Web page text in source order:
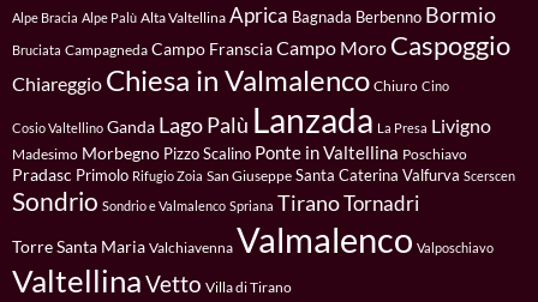
Alpe Bracia Alpe Palù Alta Valtellina Aprica Bagnada Berbenno Bormio
Bruciata Campagneda Campo FransciaCampo Moro Caspoggio
Chiareggio Chiesa in Valmalenco Chiuro Cino
Cosio Valtellino Ganda Lago Palù Lanzada La Presa Livigno
Madesimo Morbegno Pizzo Scalino Ponte in Valtellina Poschiavo
Pradasc Primolo Rifugio Zoia San Giuseppe Santa Caterina Valfurva Scerscen
Sondrio Sondrio e Valmalenco Spriana TiranoTornadri
Torre Santa Maria Valchiavenna Valmalenco Valposchiavo
ValtellinaVetto Villa di Tirano